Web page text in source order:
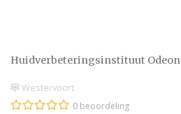
Huidverbeteringsinstituut Odeon
Westervoort
0 beoordeling